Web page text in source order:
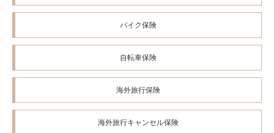
https://www.hokennomadoguchi.co.jp/
Ｅメール：
※募集代理店 ほけんの窓口グループ株式会社、関連会社、グループ会
む）を通じてのお申込みができない商品があります。
バイク保険
自転車保険
海外旅行保険
海外旅行キャンセル保険